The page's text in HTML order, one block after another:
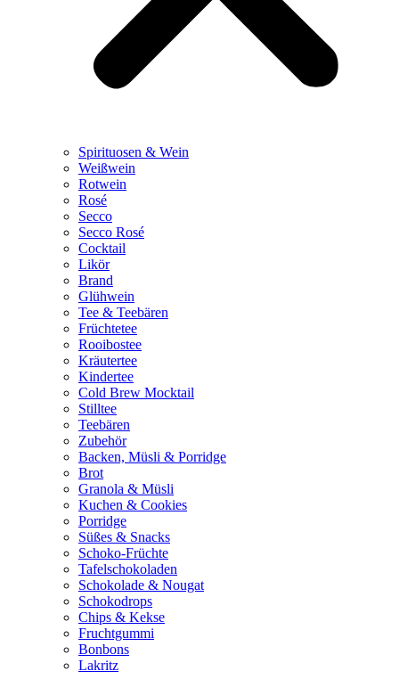
Spirituosen & Wein
Weißwein
Rotwein
Rosé
Secco
Secco Rosé
Cocktail
Likör
Brand
Glühwein
Tee & Teebären
Früchtetee
Rooibostee
Kräutertee
Kindertee
Cold Brew Mocktail
Stilltee
Teebären
Zubehör
Backen, Müsli & Porridge
Brot
Granola & Müsli
Kuchen & Cookies
Porridge
Süßes & Snacks
Schoko-Früchte
Tafelschokoladen
Schokolade & Nougat
Schokodrops
Chips & Kekse
Fruchtgummi
Bonbons
Lakritz